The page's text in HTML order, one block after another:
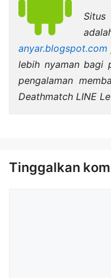
Situs
anyar.blogspot.com
lebih nyaman bagi
pengalaman
Deathmatch LINE
Tinggalkan